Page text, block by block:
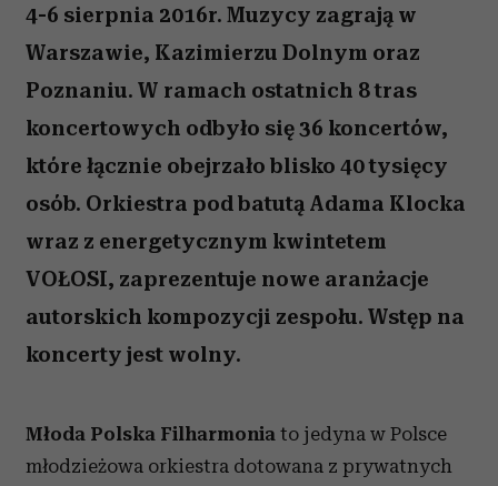
4-6 sierpnia 2016r. Muzycy zagrają w
Warszawie, Kazimierzu Dolnym oraz
Poznaniu. W ramach ostatnich 8 tras
koncertowych odbyło się 36 koncertów,
które łącznie obejrzało blisko 40 tysięcy
osób. Orkiestra pod batutą Adama Klocka
wraz z energetycznym kwintetem
VOŁOSI, zaprezentuje nowe aranżacje
autorskich kompozycji zespołu. Wstęp na
koncerty jest wolny.
Młoda Polska Filharmonia to jedyna w Polsce
młodzieżowa orkiestra dotowana z prywatnych